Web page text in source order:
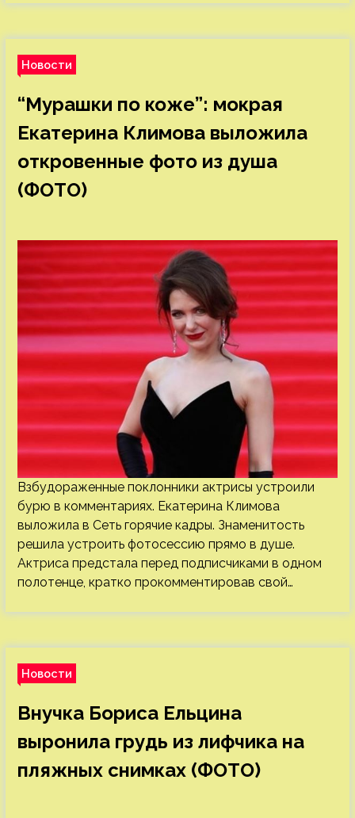
Новости
“Мурашки по коже”: мокрая
Екатерина Климова выложила
откровенные фото из душа
(ФОТО)
Взбудораженные поклонники актрисы устроили
бурю в комментариях. Екатерина Климова
выложила в Сеть горячие кадры. Знаменитость
решила устроить фотосессию прямо в душе.
Актриса предстала перед подписчиками в одном
полотенце, кратко прокомментировав свой…
Новости
Внучка Бориса Ельцина
выронила грудь из лифчика на
пляжных снимках (ФОТО)